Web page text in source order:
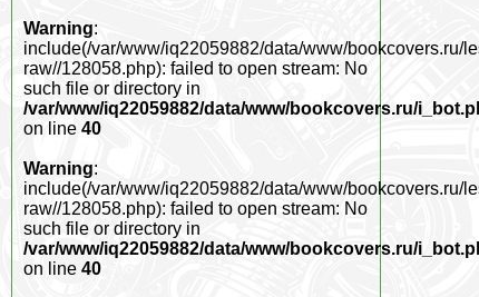
Warning:
include(/var/www/iq22059882/data/www/bookcovers.ru/
raw//128058.php): failed to open stream: No
such file or directory in
/var/www/iq22059882/data/www/bookcovers.ru/
on line 40
Warning:
include(/var/www/iq22059882/data/www/bookcovers.ru/
raw//128058.php): failed to open stream: No
such file or directory in
/var/www/iq22059882/data/www/bookcovers.ru/
on line 40